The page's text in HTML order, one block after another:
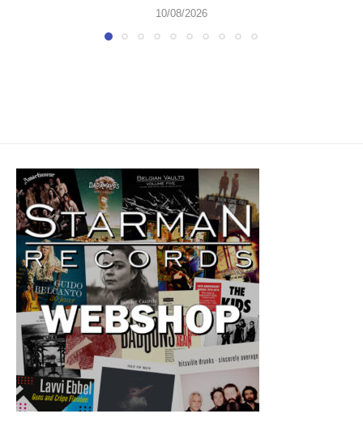
10/08/2026